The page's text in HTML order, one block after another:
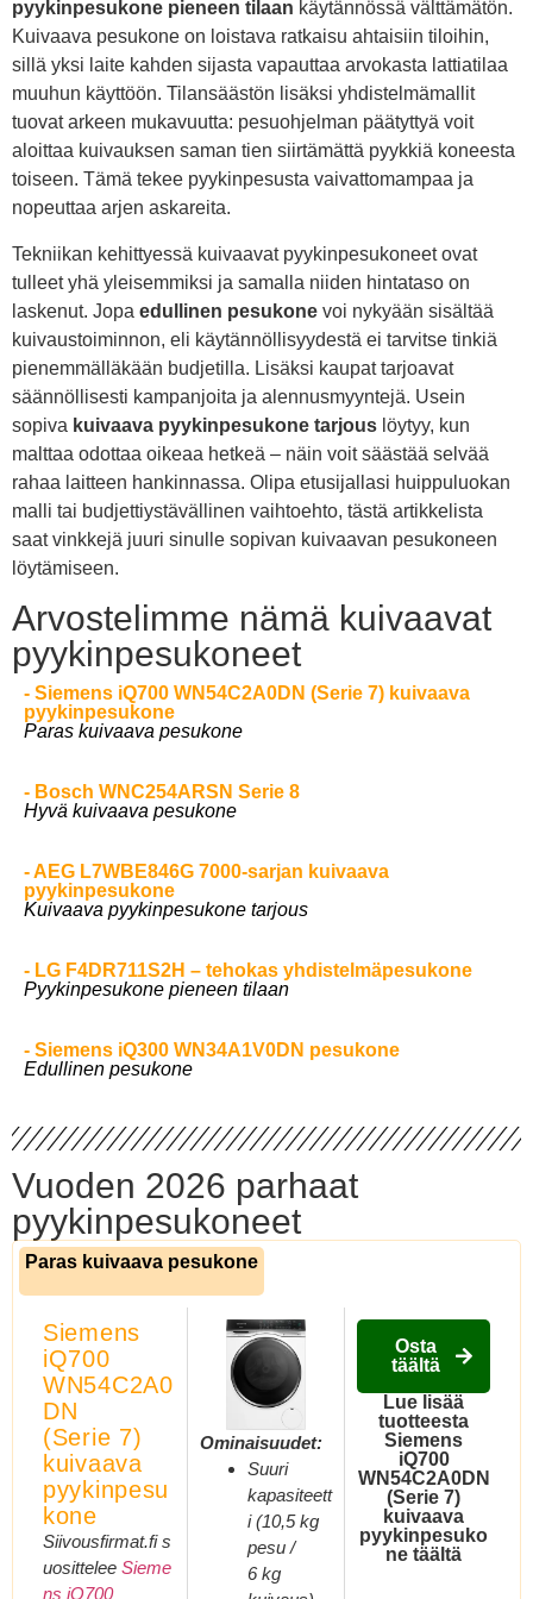
pyykinpesukone pieneen tilaan käytännössä välttämätön.
Kuivaava pesukone on loistava ratkaisu ahtaisiin tiloihin,
sillä yksi laite kahden sijasta vapauttaa arvokasta lattiatilaa
muuhun käyttöön. Tilansäästön lisäksi yhdistelmämallit
tuovat arkeen mukavuutta: pesuohjelman päätyttyä voit
aloittaa kuivauksen saman tien siirtämättä pyykkiä koneesta
toiseen. Tämä tekee pyykinpesusta vaivattomampaa ja
nopeuttaa arjen askareita.
Tekniikan kehittyessä kuivaavat pyykinpesukoneet ovat
tulleet yhä yleisemmiksi ja samalla niiden hintataso on
laskenut. Jopa edullinen pesukone voi nykyään sisältää
kuivaustoiminnon, eli käytännöllisyydestä ei tarvitse tinkiä
pienemmälläkään budjetilla. Lisäksi kaupat tarjoavat
säännöllisesti kampanjoita ja alennusmyyntejä. Usein
sopiva kuivaava pyykinpesukone tarjous löytyy, kun
malttaa odottaa oikeaa hetkeä – näin voit säästää selvää
rahaa laitteen hankinnassa. Olipa etusijallasi huippuluokan
malli tai budjettiystävällinen vaihtoehto, tästä artikkelista
saat vinkkejä juuri sinulle sopivan kuivaavan pesukoneen
löytämiseen.
Arvostelimme nämä kuivaavat
pyykinpesukoneet
- Siemens iQ700 WN54C2A0DN (Serie 7) kuivaava
pyykinpesukone
Paras kuivaava pesukone
- Bosch WNC254ARSN Serie 8
Hyvä kuivaava pesukone
- AEG L7WBE846G 7000-sarjan kuivaava
pyykinpesukone
Kuivaava pyykinpesukone tarjous
- LG F4DR711S2H – tehokas yhdistelmäpesukone
Pyykinpesukone pieneen tilaan
- Siemens iQ300 WN34A1V0DN pesukone
Edullinen pesukone
Vuoden 2026 parhaat
pyykinpesukoneet
Paras kuivaava pesukone
Siemens
iQ700
WN54C2A0
DN
(Serie 7)
kuivaava
pyykinpesu
kone
Siivousfirmat.fi s
uosittelee Sieme
ns iQ700
Ominaisuudet:
Suuri
kapasiteett
i (10,5 kg
pesu /
6 kg
Osta
täältä
Lue lisää
tuotteesta
Siemens
iQ700
WN54C2A0DN
(Serie 7)
kuivaava
pyykinpesuko
ne täältä